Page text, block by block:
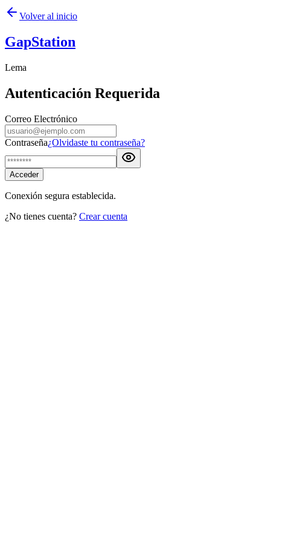
Volver al inicio
GapStation
Lema
Autenticación Requerida
Correo Electrónico
Contraseña¿Olvidaste tu contraseña?
Acceder
Conexión segura establecida.
¿No tienes cuenta? Crear cuenta